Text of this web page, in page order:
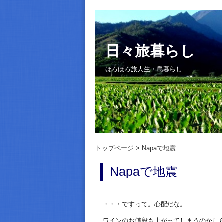
日々旅暮らし
ほろほろ旅人生・島暮らし
トップページ Napaで地震
Napaで地震
・・・ですって。心配だな。
ワインのお値段も上がってしまうのかし